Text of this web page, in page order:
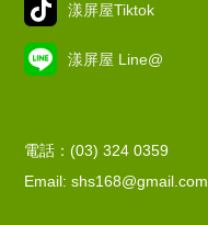
漾屏屋Tiktok
漾屏屋 Line@
電話：(03) 324 0359
Email: shs168@gmail.com